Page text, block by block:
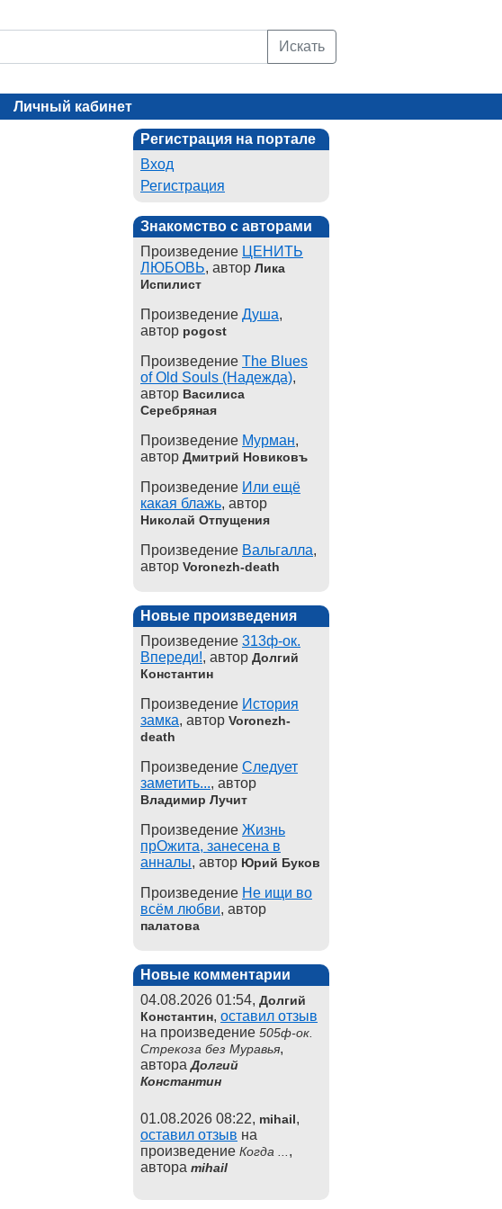
Искать
Личный кабинет
Регистрация на портале
Вход
Регистрация
Знакомство с авторами
Произведение ЦЕНИТЬ
ЛЮБОВЬ, автор Лика
Испилист
Произведение Душа,
автор pogost
Произведение The Blues
of Old Souls (Надежда),
автор Василиса
Серебряная
Произведение Мурман,
автор Дмитрий Новиковъ
Произведение Или ещё
какая блажь, автор
Николай Отпущения
Произведение Вальгалла,
автор Voronezh-death
Новые произведения
Произведение 313ф-ок.
Впереди!, автор Долгий
Константин
Произведение История
замка, автор Voronezh-
death
Произведение Следует
заметить..., автор
Владимир Лучит
Произведение Жизнь
прОжита, занесена в
анналы, автор Юрий Буков
Произведение Не ищи во
всём любви, автор
палатова
Новые комментарии
04.08.2026 01:54, Долгий
Константин, оставил отзыв
на произведение 505ф-ок.
Стрекоза без Муравья,
автораДолгий
Константин
01.08.2026 08:22, mihail,
оставил отзыв на
произведение Когда ... ,
автора mihail